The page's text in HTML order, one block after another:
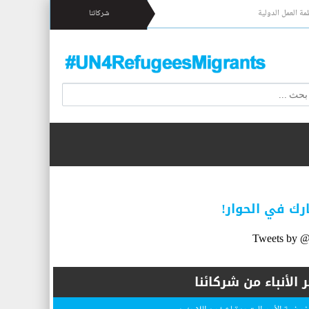
العمل الدولية شركائنا
ا في الحوار!
Tweets by
الأنباء من شركائنا